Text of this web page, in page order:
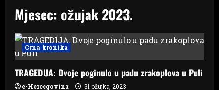
Mjesec: ožujak 2023.
Crna kronika
TRAGEDIJA: Dvoje poginulo u padu zrakoplova u Puli
e-Hercegovina 31 ožujka, 2023